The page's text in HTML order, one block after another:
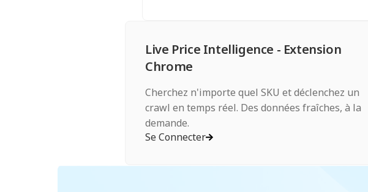
Live Price Intelligence - Extension
Chrome
Cherchez n'importe quel SKU et déclenchez un
crawl en temps réel. Des données fraîches, à la
demande.
Se Connecter